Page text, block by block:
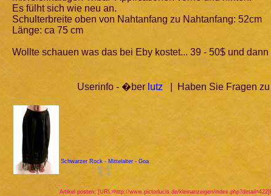
Es fülht sich wie neu an.
Schulterbreite oben von Nahtanfang zu Nahtanfang: 52cm
Länge: ca 75 cm
Wollte schauen was das bei Eby kostet... 39 - 50$ und
Userinfo - �ber lutz | Haben Sie Fragen zu
Schwarzer Rock - Mittelalter - Goa
gr. 34
6,- €
Artikel posten: [URL=http://www.pictorlucis.de/kleinanzeigen/